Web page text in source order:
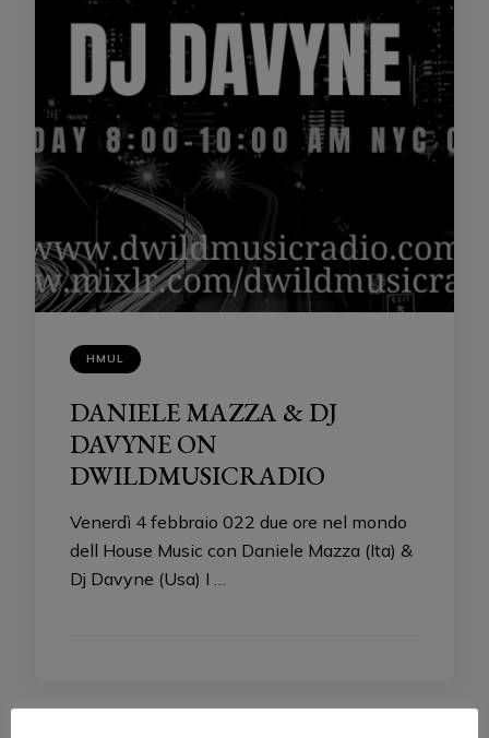
HMUL
DANIELE MAZZA & DJ
DAVYNE ON
DWILDMUSICRADIO
Venerdì 4 febbraio 022 due ore nel mondo
dell House Music con Daniele Mazza (Ita) &
Dj Davyne (Usa) I …